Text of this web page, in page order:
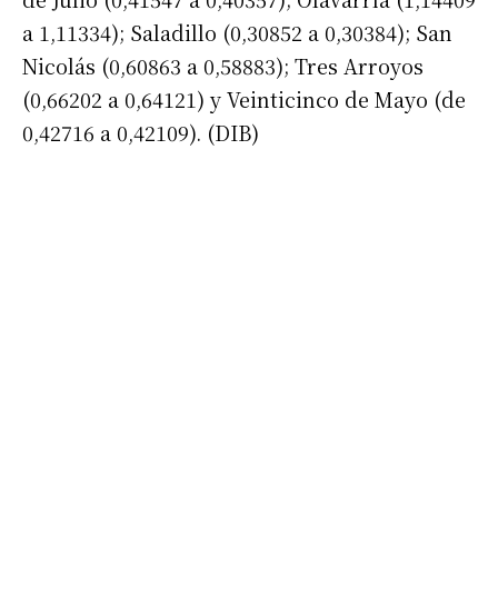
a 1,11334); Saladillo (0,30852 a 0,30384); San
Nicolás (0,60863 a 0,58883); Tres Arroyos
(0,66202 a 0,64121) y Veinticinco de Mayo (de
0,42716 a 0,42109). (DIB)